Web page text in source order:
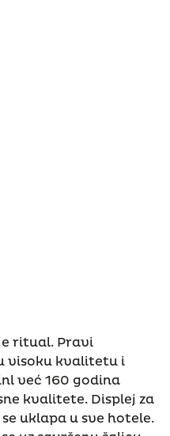
ritual. Pravi
visoku kvalitetu i
već 160 godina
kvalitete. Displej za
uklapa u sve hotele.